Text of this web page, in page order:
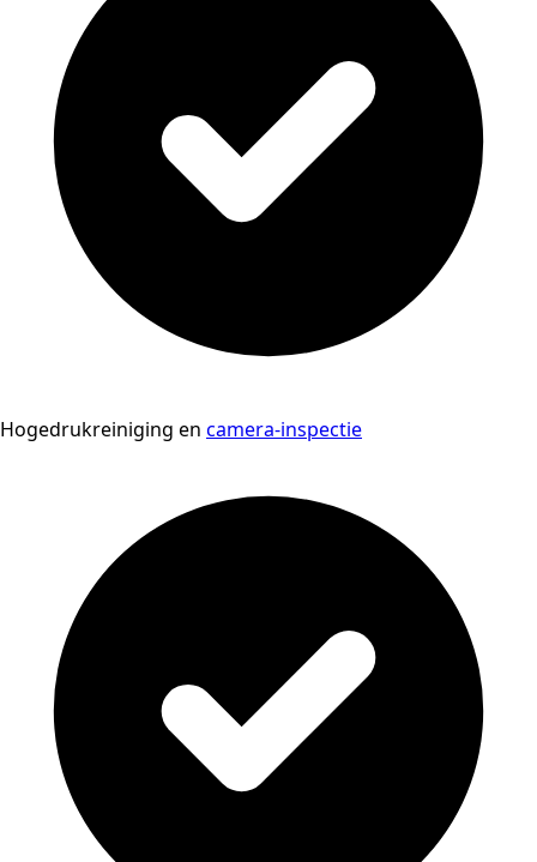
Hogedrukreiniging en camera-inspectie